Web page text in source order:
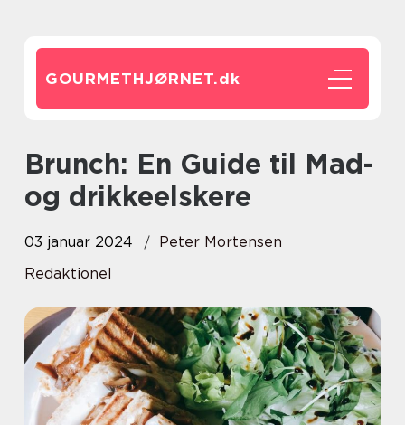
GOURMETHJØRNET.dk
Brunch: En Guide til Mad-
og drikkeelskere
03 januar 2024
Peter Mortensen
Redaktionel